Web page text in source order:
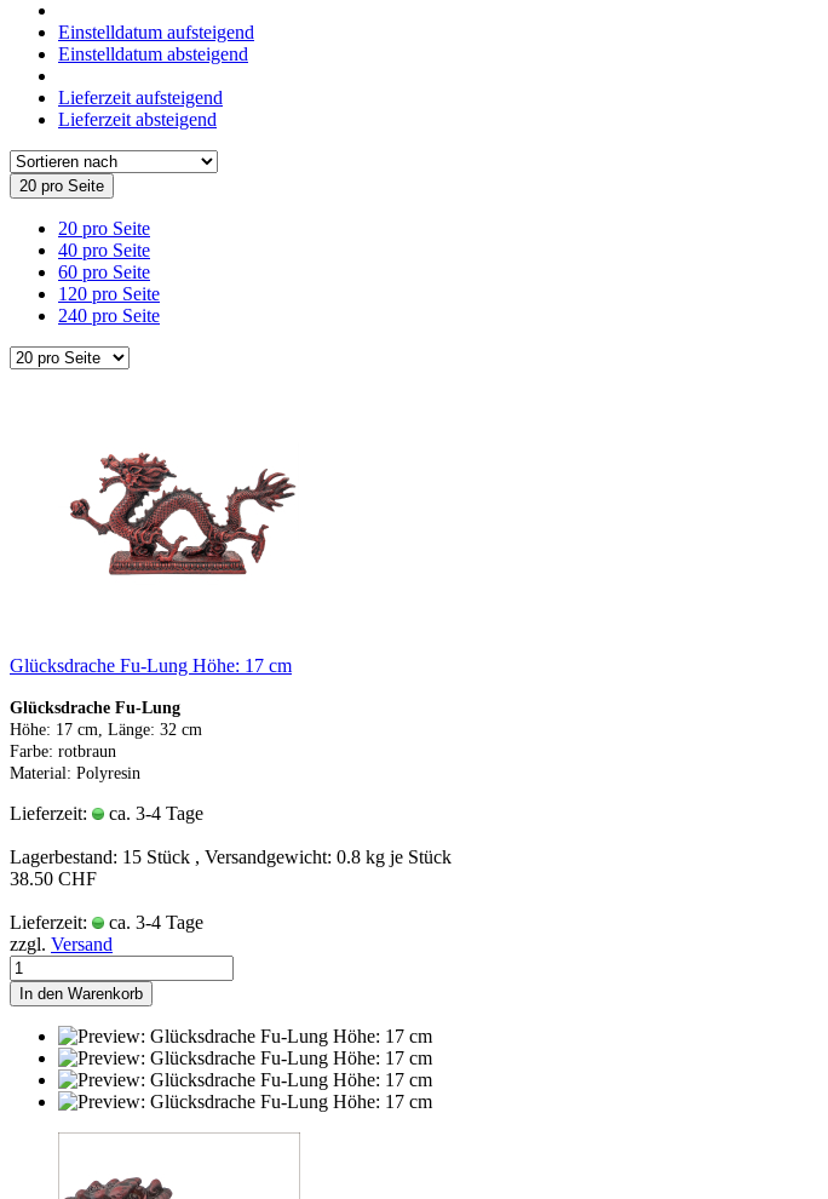
Einstelldatum aufsteigend
Einstelldatum absteigend
Lieferzeit aufsteigend
Lieferzeit absteigend
20 pro Seite
20 pro Seite
40 pro Seite
60 pro Seite
120 pro Seite
240 pro Seite
Glücksdrache Fu-Lung Höhe: 17 cm
Glücksdrache Fu-Lung
Höhe: 17 cm, Länge: 32 cm
Farbe: rotbraun
Material: Polyresin
Lieferzeit: ca. 3-4 Tage
Lagerbestand: 15 Stück , Versandgewicht: 0.8 kg je Stück
38.50 CHF
Lieferzeit:
ca. 3-4 Tage
zzgl. Versand
In den Warenkorb